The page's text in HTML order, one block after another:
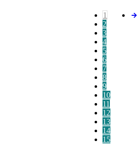
1
2
3
4
5
6
7
8
9
10
11
12
13
14
15